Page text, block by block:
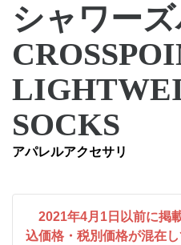
シャワー
SOCKS
アパレルアクセサリ
2021年4月1日以前に掲
込価格・税別価格が混在